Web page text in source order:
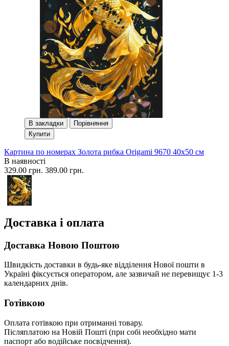
В закладки
Порівняння
Купити
Картина по номерах Золота рибка Origami 9670 40x50 см
В наявності
329.00 грн. 389.00 грн.
Доставка і оплата
Доставка Новою Поштою
Швидкість доставки в будь-яке відділення Нової пошти в
Україні фіксується оператором, але зазвичай не перевищує 1-3
календарних днів.
Готівкою
Оплата готівкою при отриманні товару.
Післяплатою на Новій Пошті (при собі необхідно мати
паспорт або водійське посвідчення).